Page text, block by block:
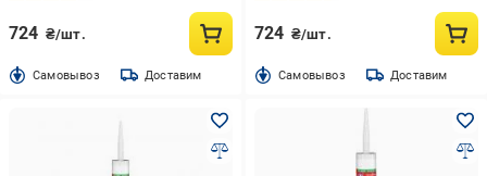
724 ₴/шт.
Cамовывоз Доставим
724 ₴/шт.
Cамовывоз Доставим